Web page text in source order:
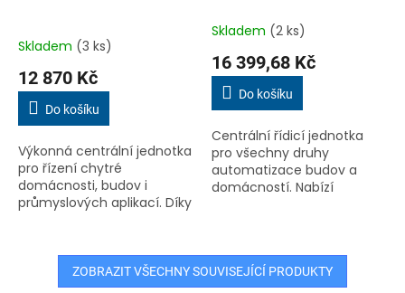
Skladem (3 ks)
12 870 Kč
Do košíku
Výkonná centrální jednotka
pro řízení chytré
domácnosti, budov i
průmyslových aplikací. Díky
a Tree Turbo, umožňuje
snadnou...
Průměrné
produktu
4,5
5
hvězdiček.
Skladem (2 ks)
16 399,68 Kč
Do košíku
Centrální řídicí jednotka
pro všechny druhy
automatizace budov a
domácností. Nabízí
Tree, a umožňuje...
ZOBRAZIT VŠECHNY SOUVISEJÍCÍ PRODUKTY